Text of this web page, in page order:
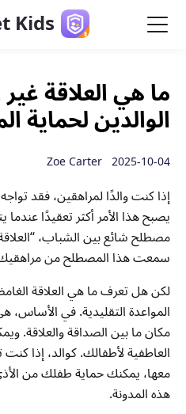
Kids
ما هي العلاقة
الوالدين لحماية
2025-10-04 Zoe Carter
إذا كنت والدًا لمراهقين، فقد
يصبح هذا الأمر أكثر تعقيدًا
مصطلح شائع بين الشباب،
سمعت هذا المصطلح من مراهقيك
لكن هل تعرف ما هي العلاقة
المواعدة التقليدية. في
مكان ما بين الصداقة والعلاقة.
العاطفية لأطفالك. كوالد، إذا
معها، يمكنك حماية طفلك من
هذه المدونة.